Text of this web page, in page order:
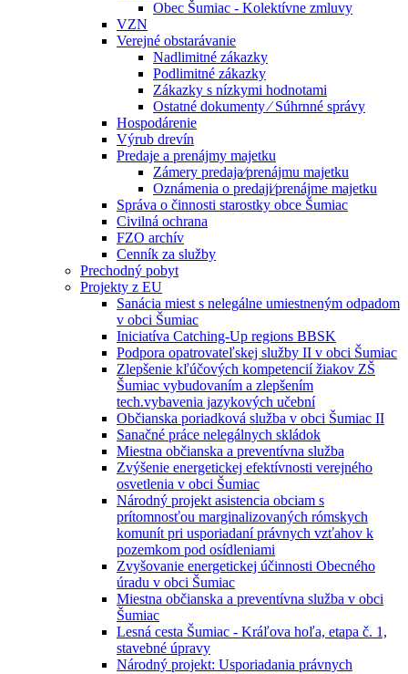
Obec Šumiac - Kolektívne zmluvy
VZN
Verejné obstarávanie
Nadlimitné zákazky
Podlimitné zákazky
Zákazky s nízkymi hodnotami
Ostatné dokumenty ⁄ Súhrnné správy
Hospodárenie
Výrub drevín
Predaje a prenájmy majetku
Zámery predaja⁄prenájmu majetku
Oznámenia o predaji⁄prenájme majetku
Správa o činnosti starostky obce Šumiac
Civilná ochrana
FZO archív
Cenník za služby
Prechodný pobyt
Projekty z EU
Sanácia miest s nelegálne umiestneným odpadom
v obci Šumiac
Iniciatíva Catching-Up regions BBSK
Podpora opatrovateľskej služby II v obci Šumiac
Zlepšenie kľúčových kompetencií žiakov ZŠ
Šumiac vybudovaním a zlepšením
tech.vybavenia jazykových učební
Občianska poriadková služba v obci Šumiac II
Sanačné práce nelegálnych skládok
Miestna občianska a preventívna služba
Zvýšenie energetickej efektívnosti verejného
osvetlenia v obci Šumiac
Národný projekt asistencia obciam s
prítomnosťou marginalizovaných rómskych
komunít pri usporiadaní právnych vzťahov k
pozemkom pod osídleniami
Zvyšovanie energetickej účinnosti Obecného
úradu v obci Šumiac
Miestna občianska a preventívna služba v obci
Šumiac
Lesná cesta Šumiac - Kráľova hoľa, etapa č. 1,
stavebné úpravy
Národný projekt: Usporiadania právnych